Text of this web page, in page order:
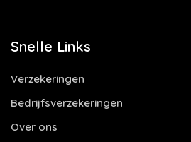
Snelle Links
Verzekeringen
Bedrijfsverzekeringen
Over ons